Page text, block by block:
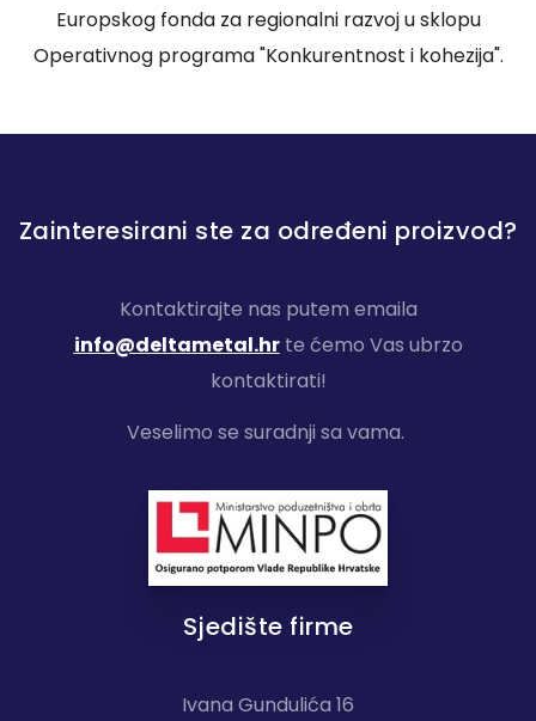
Europskog fonda za regionalni razvoj u sklopu
Operativnog programa "Konkurentnost i kohezija".
Zainteresirani ste za određeni proizvod?
Kontaktirajte nas putem emaila
info@deltametal.hrte ćemo Vas ubrzo
kontaktirati!
Veselimo se suradnji sa vama.
Sjedište firme
Ivana Gundulića 16